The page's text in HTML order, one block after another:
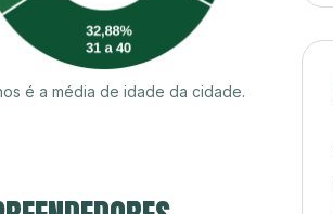
é a média de idade da cidade.